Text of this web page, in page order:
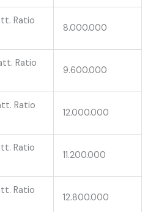
Ratio
8.000.000
Ratio
9.600.000
Ratio
12.000.000
Ratio
11.200.000
Ratio
12.800.000